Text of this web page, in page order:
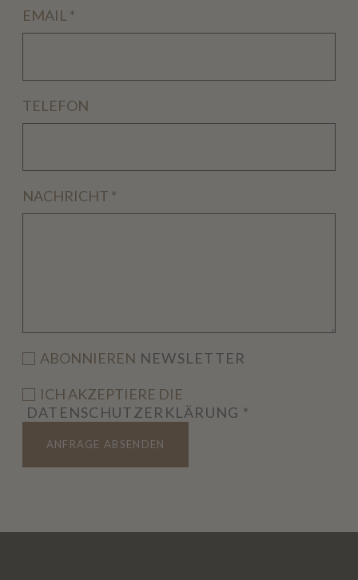
EMAIL *
TELEFON
NACHRICHT *
ABONNIEREN NEWSLETTER
ICH AKZEPTIERE DIE
DATENSCHUTZERKLÄRUNG *
ANFRAGE ABSENDEN